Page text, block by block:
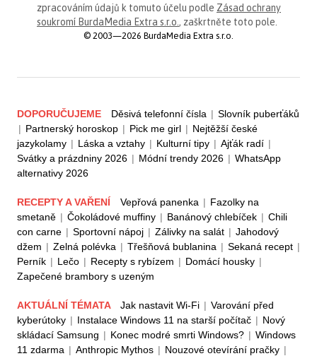
zpracováním údajů k tomuto účelu podle Zásad ochrany
soukromí BurdaMedia Extra s.r.o. , zaškrtněte toto pole.
© 2003—2026 BurdaMedia Extra s.r.o.
DOPORUČUJEME Děsivá telefonní čísla | Slovník puberťáků
| Partnerský horoskop | Pick me girl | Nejtěžší české
jazykolamy | Láska a vztahy | Kulturní tipy | Ajťák radí |
Svátky a prázdniny 2026 | Módní trendy 2026 | WhatsApp
alternativy 2026
RECEPTY A VAŘENÍ Vepřová panenka | Fazolky na
smetaně | Čokoládové muffiny | Banánový chlebíček | Chili
con carne | Sportovní nápoj | Zálivky na salát | Jahodový
džem | Zelná polévka | Třešňová bublanina | Sekaná recept |
Perník | Lečo | Recepty s rybízem | Domácí housky |
Zapečené brambory s uzeným
AKTUÁLNÍ TÉMATA Jak nastavit Wi-Fi | Varování před
kyberútoky | Instalace Windows 11 na starší počítač | Nový
skládací Samsung | Konec modré smrti Windows? | Windows
11 zdarma | Anthropic Mythos | Nouzové otevírání pračky |